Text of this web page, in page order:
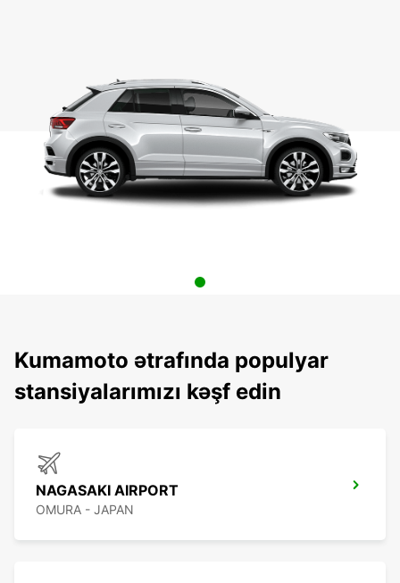
Kumamoto ətrafında populyar
stansiyalarımızı kəşf edin
NAGASAKI AIRPORT
OMURA - JAPAN